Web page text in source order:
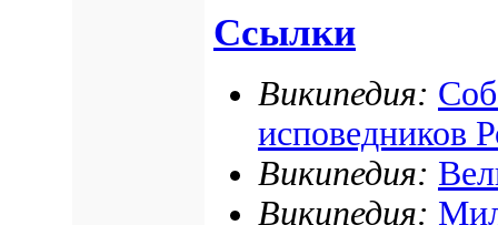
Ссылки
Википедия:
исповедников
Википедия:
Википедия: